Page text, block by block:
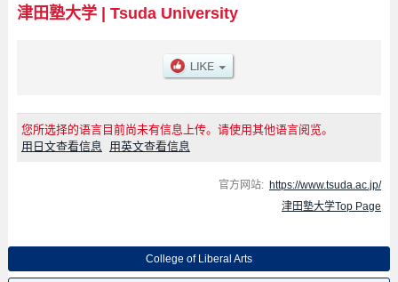
津田塾大学| Tsuda University
您所选择的语言目前尚未有信息上传。请使用其他语言阅览。
用日文查看信息
用英文查看信息
官方网站: https://www.tsuda.ac.jp/
津田塾大学Top Page
College of Liberal Arts